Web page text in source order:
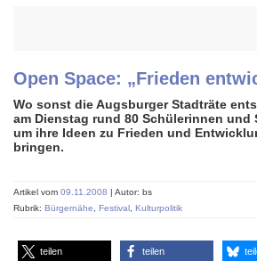
Open Space: „Frieden
Wo sonst die Augsburger Stadträte
am Dienstag rund 80 Schülerinnen und
um ihre Ideen zu Frieden und
bringen.
Artikel vom 09.11.2008 | Autor: bs
Rubrik: Bürgernähe Festival Kulturpolitik
teilen teilen